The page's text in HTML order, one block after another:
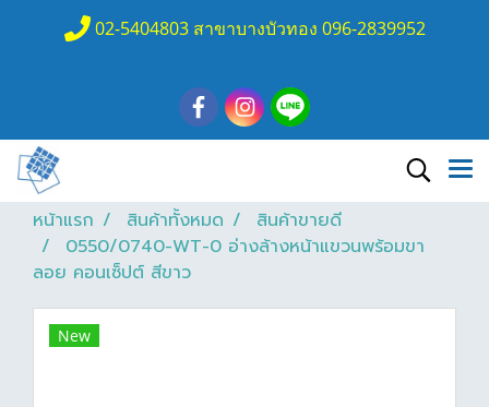
02-5404803 สาขาบางบัวทอง 096-2839952
หน้าแรก สินค้าทั้งหมด
สินค้าขายดี
0550/0740-WT-0 อ่างล้างหน้าแขวนพร้อมขา
ลอย คอนเซ็ปต์ สีขาว
New